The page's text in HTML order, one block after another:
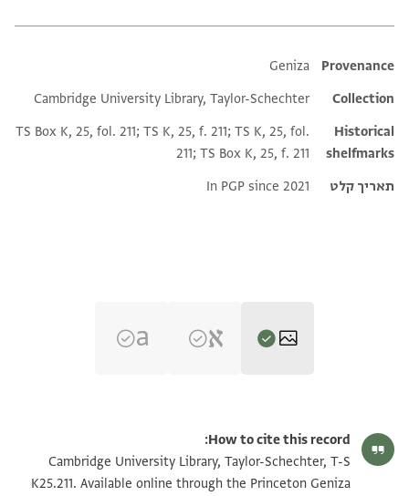
Additional metadata
Provenance
Geniza
Collection
Cambridge University Library, Taylor-Schechter
Historical
shelfmarks
TS Box K, 25, fol. 211; TS K, 25, f. 211; TS K, 25, fol.
211; TS Box K, 25, f. 211
תאריך קלט
In PGP since 2021
T-S K25.211 1v
How to cite this record:
Cambridge University Library, Taylor-Schechter, T-S
K25.211. Available online through the Princeton Geniza